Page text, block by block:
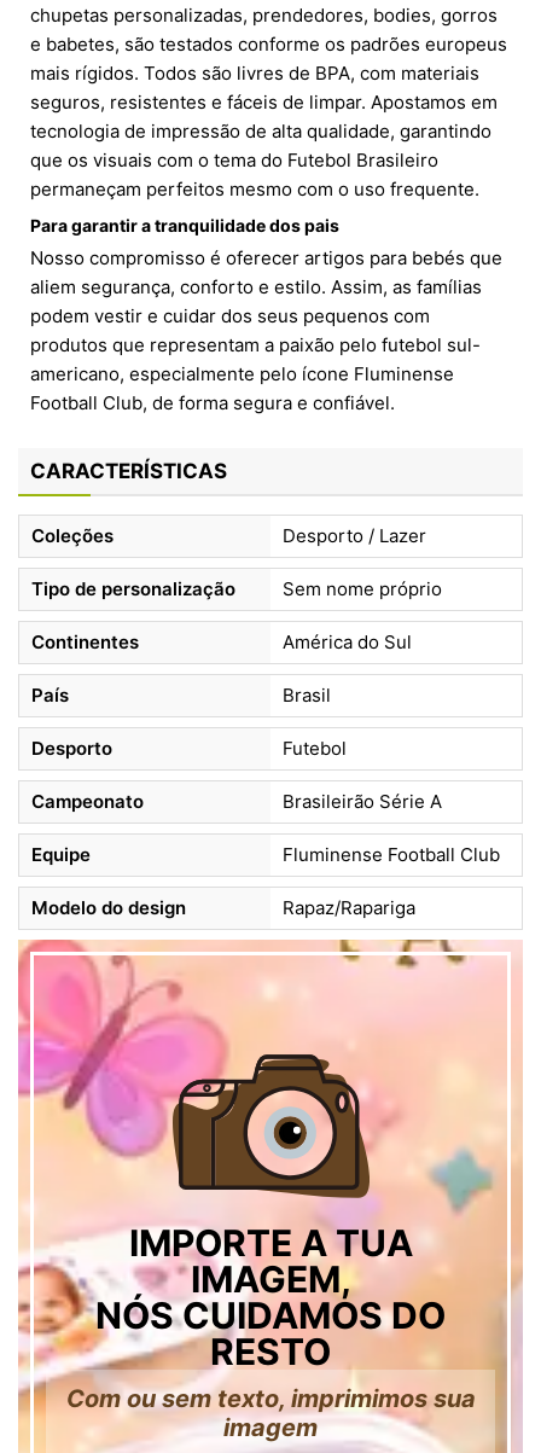
chupetas personalizadas, prendedores, bodies, gorros
e babetes, são testados conforme os padrões europeus
mais rígidos. Todos são livres de BPA, com materiais
seguros, resistentes e fáceis de limpar. Apostamos em
tecnologia de impressão de alta qualidade, garantindo
que os visuais com o tema do Futebol Brasileiro
permaneçam perfeitos mesmo com o uso frequente.
Para garantir a tranquilidade dos pais
Nosso compromisso é oferecer artigos para bebés que
aliem segurança, conforto e estilo. Assim, as famílias
podem vestir e cuidar dos seus pequenos com
produtos que representam a paixão pelo futebol sul-
americano, especialmente pelo ícone Fluminense
Football Club, de forma segura e confiável.
CARACTERÍSTICAS
Coleções Desporto / Lazer
Tipo de personalização Sem nome próprio
Continentes América do Sul
País Brasil
Desporto Futebol
Campeonato Brasileirão Série A
Equipe Fluminense Football Club
Modelo do design Rapaz/Rapariga
IMPORTE A TUA
IMAGEM,
NÓS CUIDAMOS DO
RESTO
Com ou sem texto, imprimimos sua
imagem